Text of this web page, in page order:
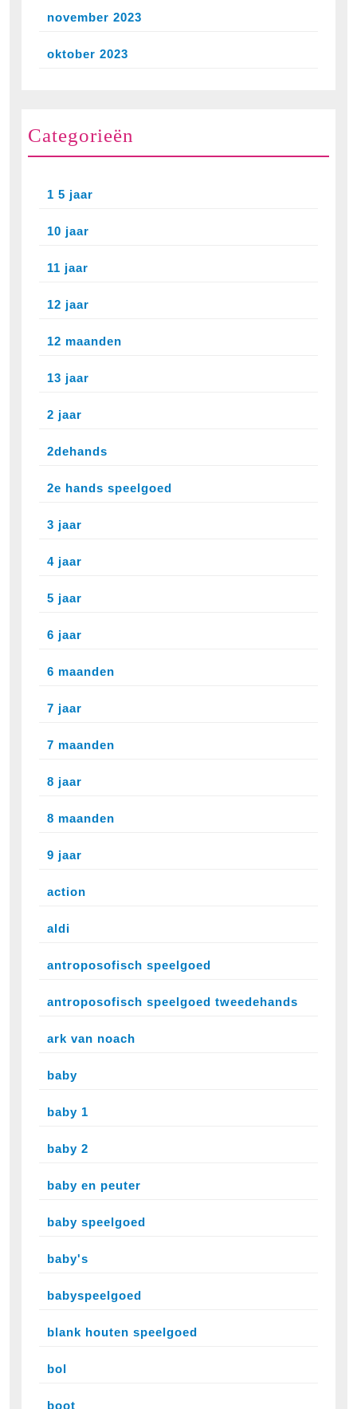
november 2023
oktober 2023
Categorieën
1 5 jaar
10 jaar
11 jaar
12 jaar
12 maanden
13 jaar
2 jaar
2dehands
2e hands speelgoed
3 jaar
4 jaar
5 jaar
6 jaar
6 maanden
7 jaar
7 maanden
8 jaar
8 maanden
9 jaar
action
aldi
antroposofisch speelgoed
antroposofisch speelgoed tweedehands
ark van noach
baby
baby 1
baby 2
baby en peuter
baby speelgoed
baby's
babyspeelgoed
blank houten speelgoed
bol
boot